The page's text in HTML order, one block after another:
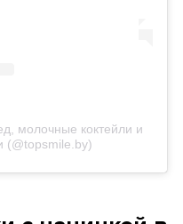
молочные коктейли и
(@topsmile.by)